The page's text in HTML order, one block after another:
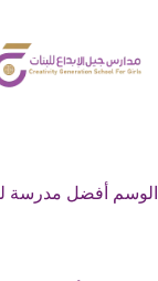
الوسم أفضل مدرسة